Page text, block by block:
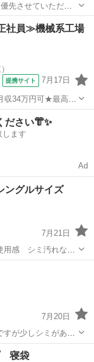
先させていただき
ット
社員≫機械系工場
提携サイト 7月17日
収34万円可★最高15
スタッフ
ださい👘✨
します
Ad
グルサイズ
7月21日
普通に使えます 欲し
7月20日
寝袋